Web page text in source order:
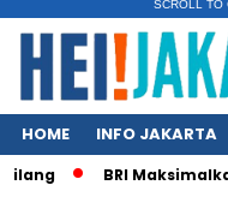
SCROLL TO
HOME INFO JAKARTA
BRI Maksimalkan